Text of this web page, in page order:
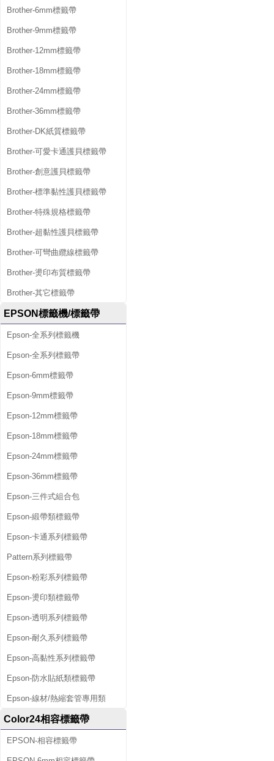
Brother-6mm標籤帶
Brother-9mm標籤帶
Brother-12mm標籤帶
Brother-18mm標籤帶
Brother-24mm標籤帶
Brother-36mm標籤帶
Brother-DK紙質標籤帶
Brother-可愛卡通護貝標籤帶
Brother-創意護貝標籤帶
Brother-標準黏性護貝標籤帶
Brother-特殊規格標籤帶
Brother-超黏性護貝標籤帶
Brother-可彎曲纜線標籤帶
Brother-燙印布質標籤帶
Brother-其它標籤帶
EPSON標籤機/標籤帶
Epson-全系列標籤機
Epson-全系列標籤帶
Epson-6mm標籤帶
Epson-9mm標籤帶
Epson-12mm標籤帶
Epson-18mm標籤帶
Epson-24mm標籤帶
Epson-36mm標籤帶
Epson-三件式組合包
Epson-緞帶類標籤帶
Epson-卡通系列標籤帶
Pattern系列標籤帶
Epson-粉彩系列標籤帶
Epson-燙印類標籤帶
Epson-透明系列標籤帶
Epson-耐久系列標籤帶
Epson-高黏性系列標籤帶
Epson-防水貼紙類標籤帶
Epson-線材/熱縮套管專用類
Color24相容標籤帶
EPSON-相容標籤帶